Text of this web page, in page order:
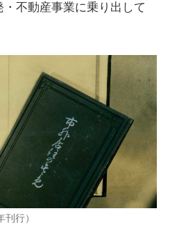
不動産事業に乗り出して
行）